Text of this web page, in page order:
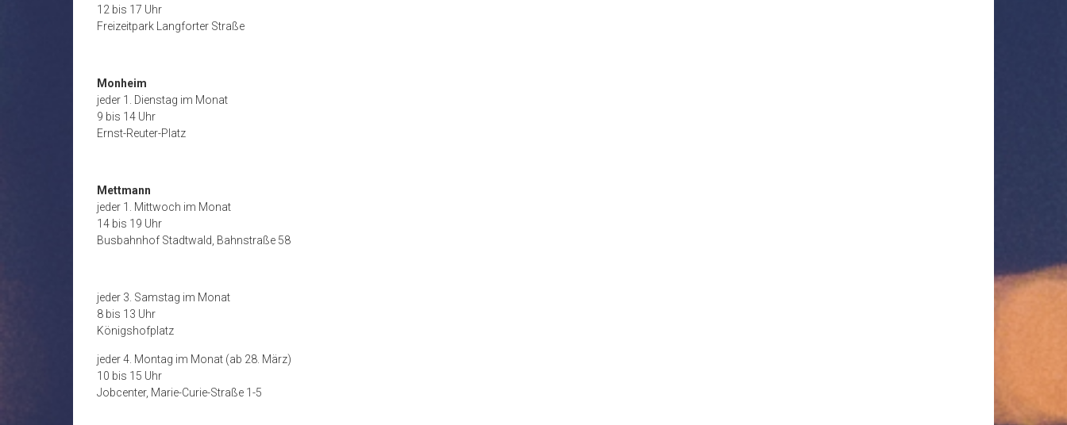
12 bis 17 Uhr
Freizeitpark Langforter Straße
Monheim
jeder 1. Dienstag im Monat
9 bis 14 Uhr
Ernst-Reuter-Platz
Mettmann
jeder 1. Mittwoch im Monat
14 bis 19 Uhr
Busbahnhof Stadtwald, Bahnstraße 58
jeder 3. Samstag im Monat
8 bis 13 Uhr
Königshofplatz
jeder 4. Montag im Monat (ab 28. März)
10 bis 15 Uhr
Jobcenter, Marie-Curie-Straße 1-5